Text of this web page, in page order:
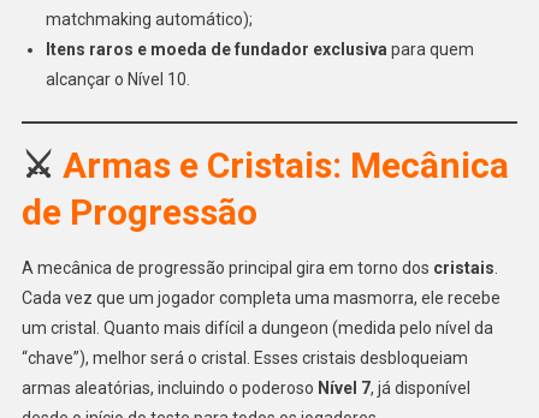
matchmaking automático);
Itens raros e moeda de fundador exclusiva para quem
alcançar o Nível 10.
⚔️ Armas e Cristais: Mecânica
de Progressão
A mecânica de progressão principal gira em torno dos cristais
Cada vez que um jogador completa uma masmorra, ele recebe
um cristal. Quanto mais difícil a dungeon (medida pelo nível da
“chave”), melhor será o cristal. Esses cristais desbloqueiam
armas aleatórias, incluindo o poderoso Nível 7, já disponível